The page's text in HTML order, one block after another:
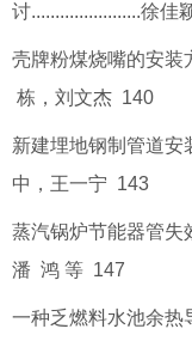
讨.......................徐佳
壳牌粉煤烧嘴的安装
栋，刘文杰 140
新建埋地钢制管道安
中，王一宁 143
蒸汽锅炉节能器管失
潘 鸿 等 147
一种乏燃料水池余热